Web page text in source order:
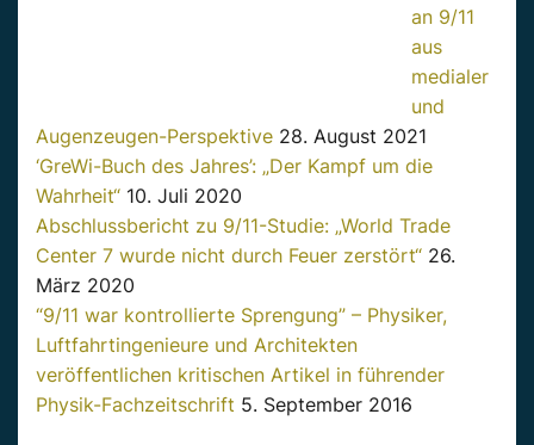
an 9/11
aus
medialer
und
Augenzeugen-Perspektive 28. August 2021
‘GreWi-Buch des Jahres’: „Der Kampf um die
Wahrheit“ 10. Juli 2020
Abschlussbericht zu 9/11-Studie: „World Trade
Center 7 wurde nicht durch Feuer zerstört“ 26.
März 2020
“9/11 war kontrollierte Sprengung” – Physiker,
Luftfahrtingenieure und Architekten
veröffentlichen kritischen Artikel in führender
Physik-Fachzeitschrift 5. September 2016